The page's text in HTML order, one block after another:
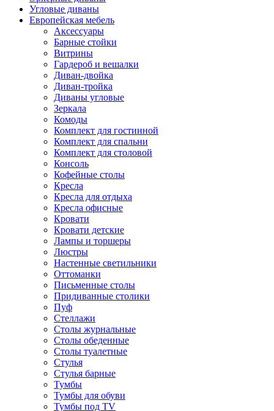
Угловые диваны
Европейская мебель
Аксессуары
Барные стойки
Витрины
Гардероб и вешалки
Диван-двойка
Диван-тройка
Диваны угловые
Зеркала
Комоды
Комплект для гостинной
Комплект для спальни
Комплект для столовой
Консоль
Кофейные столы
Кресла
Кресла для отдыха
Кресла офисные
Кровати
Кровати детские
Лампы и торшеры
Люстры
Настенные светильники
Оттоманки
Письменные столы
Придиванные столики
Пуф
Стеллажи
Столы журнальные
Столы обеденные
Столы туалетные
Стулья
Стулья барные
Тумбы
Тумбы для обуви
Тумбы под TV